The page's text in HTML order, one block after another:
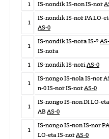
1
IS-nondik IS-non IS-nor
1
IS-nondik IS-nor PA LO-
AS-0
1
IS-nondik IS-nora IS-?
IS-nora
1
IS-nondik IS-noriAS-0
1
IS-nongo IS-nola IS-nor
n-0 IS-nor IS-norAS-0
1
IS-nongo IS-non DI LO-eta
AB AS-0
1
IS-nongo IS-non IS-nor PA
LO-eta IS-norAS-0